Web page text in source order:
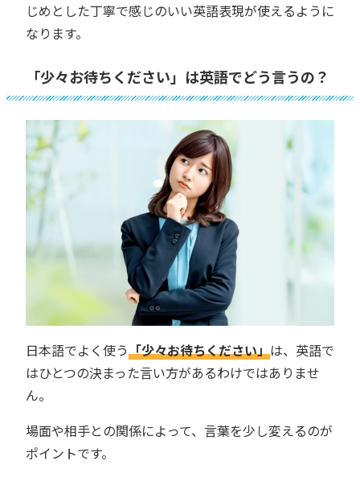
じめとした丁寧で感じのいい英語表現が使えるように
なります。
「少々お待ちください」は英語でどう言うの？
日本語でよく使う「少々お待ちください」は、英語で
はひとつの決まった言い方があるわけではありませ
ん。
場面や相手との関係によって、言葉を少し変えるのが
ポイントです。